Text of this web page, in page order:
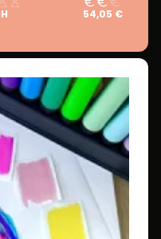
54,05 €